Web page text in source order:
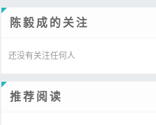
陈毅成的关注
还没有关注任何人
推荐阅读